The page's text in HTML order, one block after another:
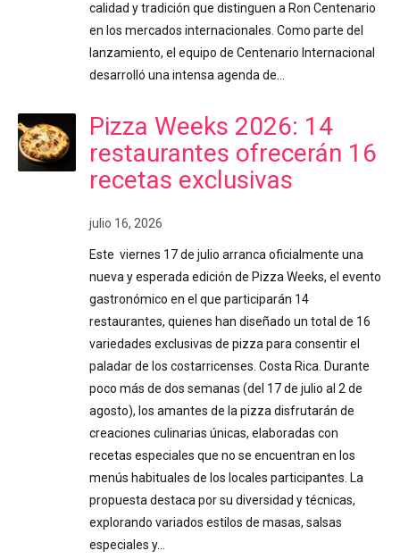
calidad y tradición que distinguen a Ron Centenario
en los mercados internacionales. Como parte del
lanzamiento, el equipo de Centenario Internacional
desarrolló una intensa agenda de…
Pizza Weeks 2026: 14
restaurantes ofrecerán 16
recetas exclusivas
julio 16, 2026
Este viernes 17 de julio arranca oficialmente una
nueva y esperada edición de Pizza Weeks, el evento
gastronómico en el que participarán 14
restaurantes, quienes han diseñado un total de 16
variedades exclusivas de pizza para consentir el
paladar de los costarricenses. Costa Rica. Durante
poco más de dos semanas (del 17 de julio al 2 de
agosto), los amantes de la pizza disfrutarán de
creaciones culinarias únicas, elaboradas con
recetas especiales que no se encuentran en los
menús habituales de los locales participantes. La
propuesta destaca por su diversidad y técnicas,
explorando variados estilos de masas, salsas
especiales y…